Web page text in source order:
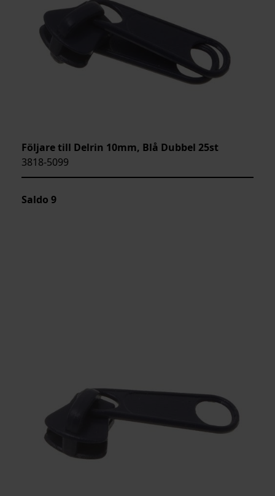
Följare till Delrin 10mm, Blå Dubbel 25st
3818-5099
Saldo 9